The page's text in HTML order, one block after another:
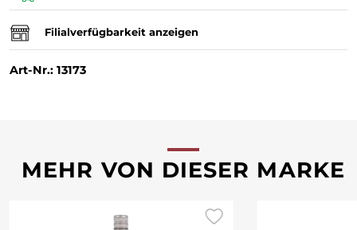
Filialverfügbarkeit anzeigen
Art-Nr.: 13173
MEHR VON DIESER MARKE